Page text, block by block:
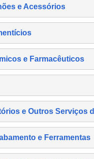
e Acessórios
e Farmacêuticos
e Outros Serviços
e Ferramentas